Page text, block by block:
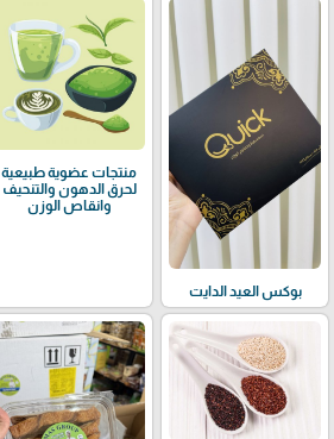
بوكس العيد الدايت
منتجات عضوية طبيعية
لحرق الدهون والتنحيف
وانقاص الوزن